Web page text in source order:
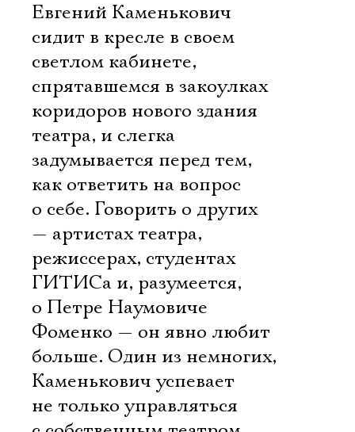
Евгений Каменькович
сидит в кресле в своем
светлом кабинете,
спрятавшемся в закоулках
коридоров нового здания
театра, и слегка
задумывается перед тем,
как ответить на вопрос
о себе. Говорить о других
— артистах театра,
режиссерах, студентах
ГИТИСа и, разумеется,
о Петре Наумовиче
Фоменко — он явно любит
больше. Один из немногих,
Каменькович успевает
не только управляться